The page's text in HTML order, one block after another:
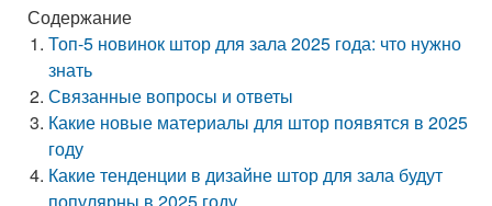
Содержание
Топ-5 новинок штор для зала 2025 года: что нужно
знать
Связанные вопросы и ответы
Какие новые материалы для штор появятся в 2025
году
Какие тенденции в дизайне штор для зала будут